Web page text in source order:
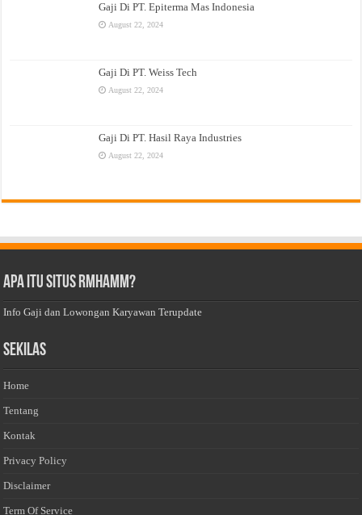
Gaji Di PT. Epiterma Mas Indonesia
August 22, 2024
Gaji Di PT. Weiss Tech
August 22, 2024
Gaji Di PT. Hasil Raya Industries
August 22, 2024
Apa Itu Situs Rmhamm?
Info Gaji dan Lowongan Karyawan Terupdate
Sekilas
Home
Tentang
Kontak
Privacy Policy
Disclaimer
Term Of Service